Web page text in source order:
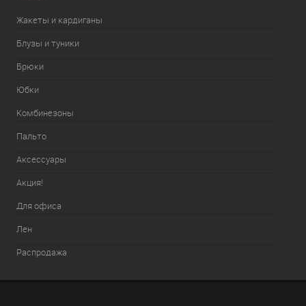
Жакеты и кардиганы
Блузы и туники
Брюки
Юбки
Комбинезоны
Пальто
Аксессуары
Акция!
Для офиса
Лен
Распродажа